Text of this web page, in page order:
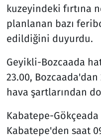
kuzeyindeki fırtına
planlanan bazı
edildiğini duyurdu.
Geyikli-Bozcaada
23.00,
hava şartlarından
Kabatepe-
Kabatepe'den saat
Spor
Teknoloji ve Bilim
Televizyon